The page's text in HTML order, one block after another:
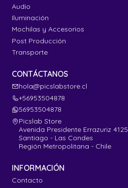
Audio
Iluminación
Mochilas y Accesorios
Post Producción
Transporte
CONTÁCTANOS
hola@picslabstore.cl
+56953504878
56953504878
Picslab Store
Avenida Presidente Errazuriz 4125
Santiago - Las Condes
Región Metropolitana - Chile
INFORMACIÓN
Contacto